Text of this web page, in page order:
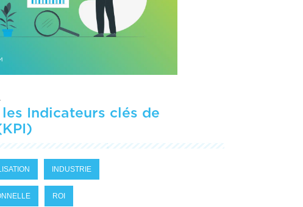
les Indicateurs clés de
INDUSTRIE
ROI